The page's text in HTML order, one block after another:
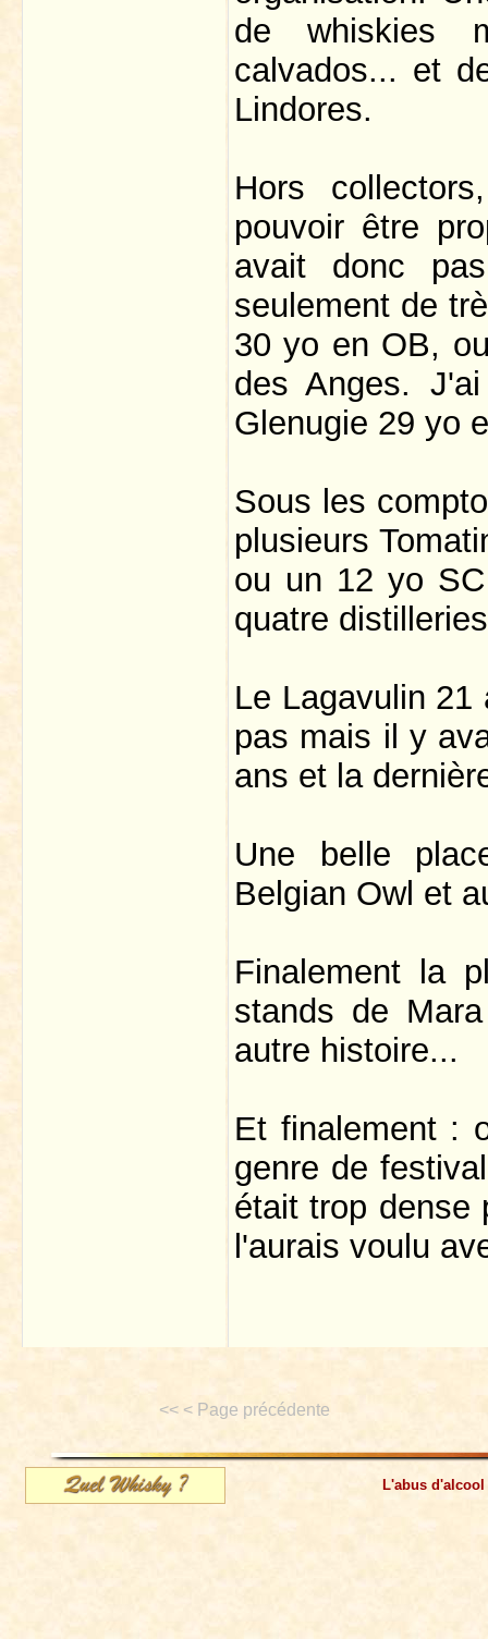
de whiskies
calvados... et
Lindores.
Hors
pouvoir être
avait donc
seulement de
30 yo en OB,
des Anges.
Glenugie 29 yo
Sous les
plusieurs
ou un 12 yo
quatre
Le Lagavulin
pas mais il y
ans et la
Une belle
Belgian Owl et
Finalement la
stands de
autre histoire...
Et finalement :
genre de
était trop dense
l'aurais voulu
<< < Page précédente
L'abus